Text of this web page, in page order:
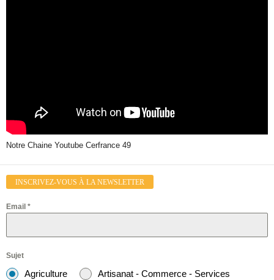
Notre Chaine Youtube Cerfrance 49
INSCRIVEZ-VOUS À LA NEWSLETTER
Email *
Sujet
Agriculture Artisanat - Commerce - Services